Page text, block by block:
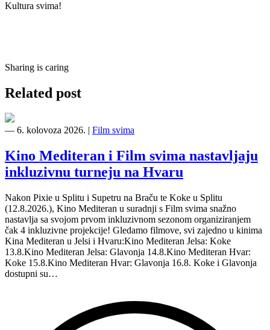
Kultura svima!
Sharing is caring
Related post
― 6. kolovoza 2026. | Film svima
Kino Mediteran i Film svima nastavljaju
inkluzivnu turneju na Hvaru
Nakon Pixie u Splitu i Supetru na Braču te Koke u Splitu
(12.8.2026.), Kino Mediteran u suradnji s Film svima snažno
nastavlja sa svojom prvom inkluzivnom sezonom organiziranjem
čak 4 inkluzivne projekcije! Gledamo filmove, svi zajedno u kinima
Kina Mediteran u Jelsi i Hvaru:Kino Mediteran Jelsa: Koke
13.8.Kino Mediteran Jelsa: Glavonja 14.8.Kino Mediteran Hvar:
Koke 15.8.Kino Mediteran Hvar: Glavonja 16.8. Koke i Glavonja
dostupni su…